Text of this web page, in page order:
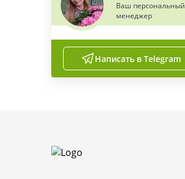
Ваш персональный
менеджер
Написать в Telegram